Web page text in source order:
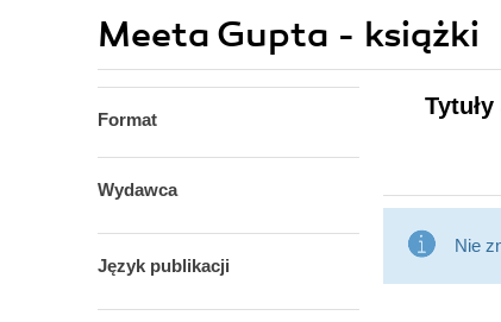
Meeta Gupta - książki
Format
Wydawca
Język publikacji
Nie